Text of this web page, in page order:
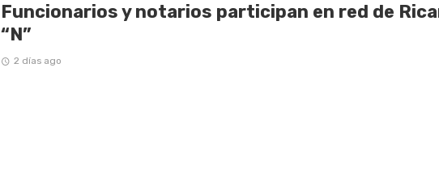
Funcionarios y notarios participan en red de
“N”
2 días ago